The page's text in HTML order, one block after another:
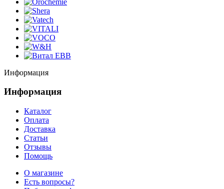
Информация
Информация
Каталог
Оплата
Доставка
Статьи
Отзывы
Помощь
О магазине
Есть вопросы?